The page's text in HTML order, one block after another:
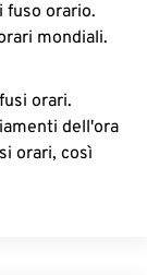
fuso orario.
mondiali.
orari.
dell'ora
orari, così